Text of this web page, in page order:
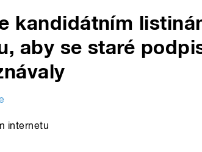
kandidátním
aby se staré
internetu